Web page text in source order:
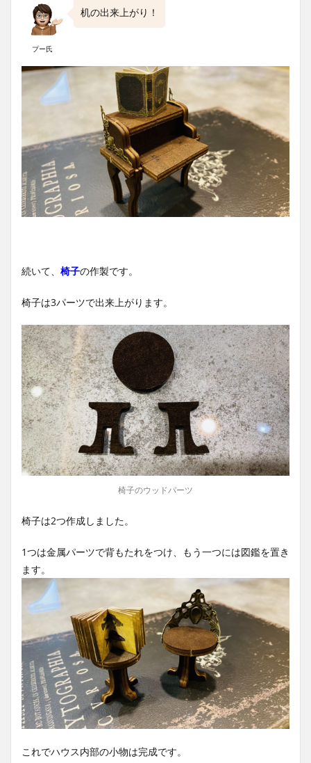
プー氏
机の出来上がり！
続いて、 椅子の作製です。
椅子は3パーツで出来上がります。
椅子のウッドパーツ
椅子は2つ作成しました。
1つは金属パーツで背もたれをつけ、もう一つには図鑑を置き
ます。
これでハウス内部の小物は完成です。